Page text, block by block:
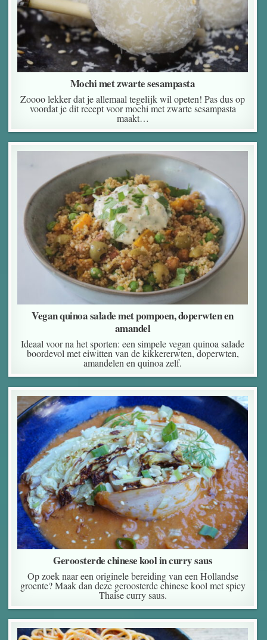
Mochi met zwarte sesampasta
Zoooo lekker dat je allemaal tegelijk wil opeten! Pas dus op
voordat je dit recept voor mochi met zwarte sesampasta
maakt…
Vegan quinoa salade met pompoen, doperwten en
amandel
Ideaal voor na het sporten: een simpele vegan quinoa salade
boordevol met eiwitten van de kikkererwten, doperwten,
amandelen en quinoa zelf.
Geroosterde chinese kool in curry saus
Op zoek naar een originele bereiding van een Hollandse
groente? Maak dan deze geroosterde chinese kool met spicy
Thaise curry saus.